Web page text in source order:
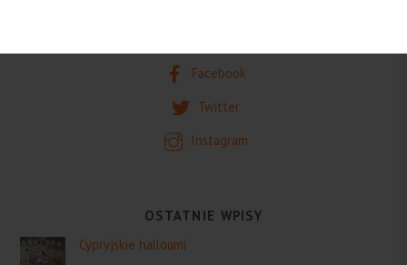
Facebook
Twitter
Instagram
OSTATNIE WPISY
Cypryjskie halloumi